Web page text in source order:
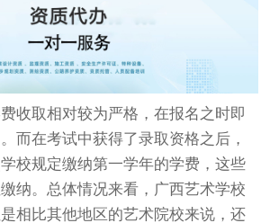
收取相对较为严格，在报名之时即
而在考试中获得了录取资格之后，
校规定缴纳第一学年的学费，这些
纳。总体情况来看，广西艺术学校
相比其他地区的艺术院校来说，还